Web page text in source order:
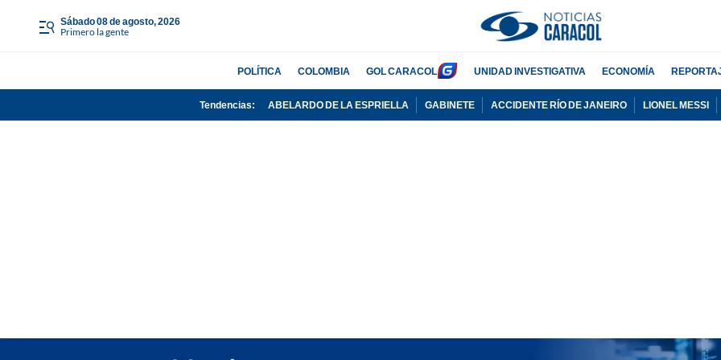
sábado 08 de agosto, 2026
Primero la gente
POLÍTICA COLOMBIA GOL CARACOL UNIDAD INVESTIGATIVA ECONOMÍA
Tendencias: ABELARDO DE LA ESPRIELLA GABINETE ACCIDENTE RÍO DE JANEIRO LIONEL MESSI